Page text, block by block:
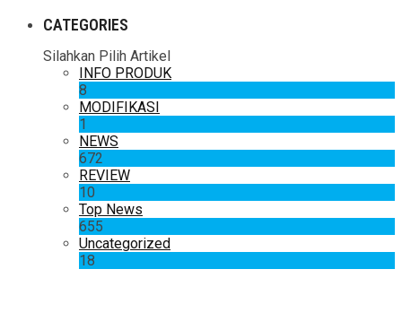
CATEGORIES
Silahkan Pilih Artikel
INFO PRODUK
8
MODIFIKASI
1
NEWS
672
REVIEW
10
Top News
655
Uncategorized
18